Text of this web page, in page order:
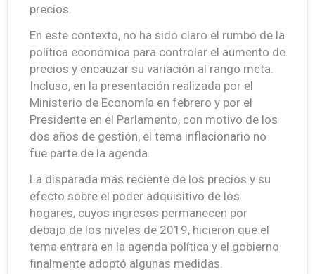
precios.
En este contexto, no ha sido claro el rumbo de la
política económica para controlar el aumento de
precios y encauzar su variación al rango meta.
Incluso, en la presentación realizada por el
Ministerio de Economía en febrero y por el
Presidente en el Parlamento, con motivo de los
dos años de gestión, el tema inflacionario no
fue parte de la agenda.
La disparada más reciente de los precios y su
efecto sobre el poder adquisitivo de los
hogares, cuyos ingresos permanecen por
debajo de los niveles de 2019, hicieron que el
tema entrara en la agenda política y el gobierno
finalmente adoptó algunas medidas.